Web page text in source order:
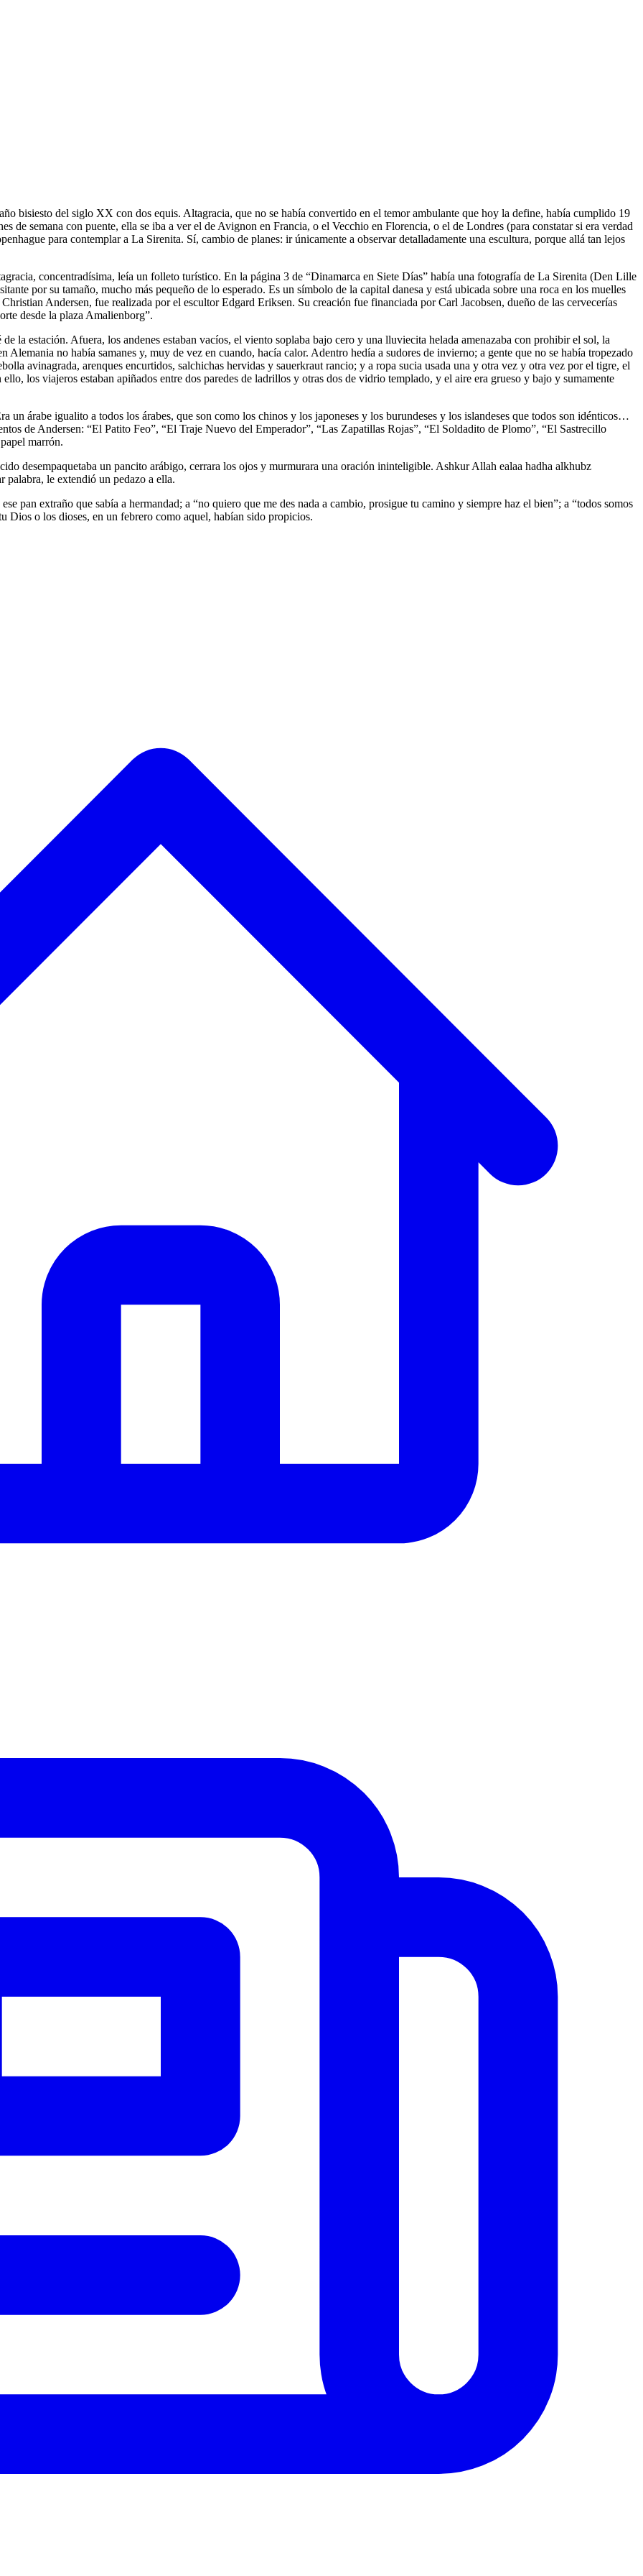
bisiesto del siglo XX con dos equis. Altagracia, que no se había convertido en el temor ambulante que hoy la define, había cumplido 19
de semana con puente, ella se iba a ver el de Avignon en Francia, o el Vecchio en Florencia, o el de Londres (para constatar si era verdad
para contemplar a La Sirenita. Sí, cambio de planes: ir únicamente a observar detalladamente una escultura, porque allá tan lejos
concentradísima, leía un folleto turístico. En la página 3 de “Dinamarca en Siete Días” había una fotografía de La Sirenita (Den Lille
por su tamaño, mucho más pequeño de lo esperado. Es un símbolo de la capital danesa y está ubicada sobre una roca en los muelles
Andersen, fue realizada por el escultor Edgard Eriksen. Su creación fue financiada por Carl Jacobsen, dueño de las cervecerías
desde la plaza Amalienborg”.
la estación. Afuera, los andenes estaban vacíos, el viento soplaba bajo cero y una lluviecita helada amenazaba con prohibir el sol, la
no había samanes y, muy de vez en cuando, hacía calor. Adentro hedía a sudores de invierno; a gente que no se había tropezado
avinagrada, arenques encurtidos, salchichas hervidas y sauerkraut rancio; y a ropa sucia usada una y otra vez y otra vez por el tigre, el
los viajeros estaban apiñados entre dos paredes de ladrillos y otras dos de vidrio templado, y el aire era grueso y bajo y sumamente
un árabe igualito a todos los árabes, que son como los chinos y los japoneses y los burundeses y los islandeses que todos son idénticos…
de Andersen: “El Patito Feo”, “El Traje Nuevo del Emperador”, “Las Zapatillas Rojas”, “El Soldadito de Plomo”, “El Sastrecillo
marrón.
desempaquetaba un pancito arábigo, cerrara los ojos y murmurara una oración ininteligible. Ashkur Allah ealaa hadha alkhubz
le extendió un pedazo a ella.
pan extraño que sabía a hermandad; a “no quiero que me des nada a cambio, prosigue tu camino y siempre haz el bien”; a “todos somos
Dios o los dioses, en un febrero como aquel, habían sido propicios.